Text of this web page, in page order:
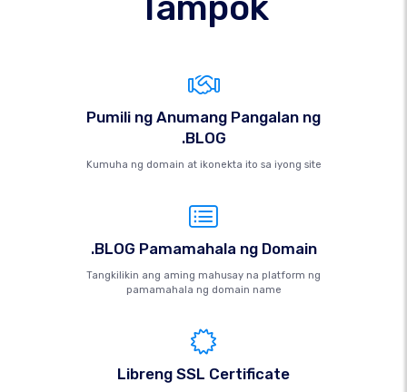
Pumili ng Anumang Pangalan ng
.BLOG
Kumuha ng domain at ikonekta ito sa iyong site
.BLOG Pamamahala ng Domain
Tangkilikin ang aming mahusay na platform ng
pamamahala ng domain name
Libreng SSL Certificate